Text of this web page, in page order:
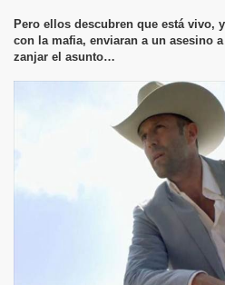
Pero ellos descubren que está vivo,
con la mafia, enviaran a un asesino
zanjar el asunto…